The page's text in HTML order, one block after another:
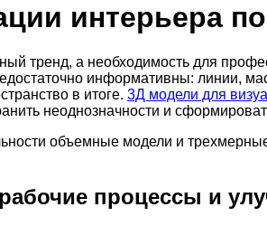
интерьера
тренд, а необходимость для
информативны: линии,
в итоге. 3Д модели для
неоднозначности и
объемные модели и
процессы и